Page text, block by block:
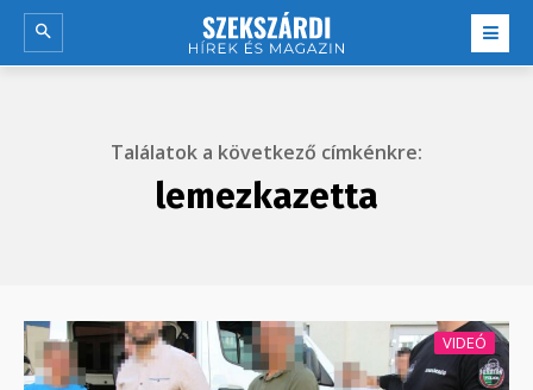
Találatok a következő címkénkre:
lemezkazetta
VIDEÓ